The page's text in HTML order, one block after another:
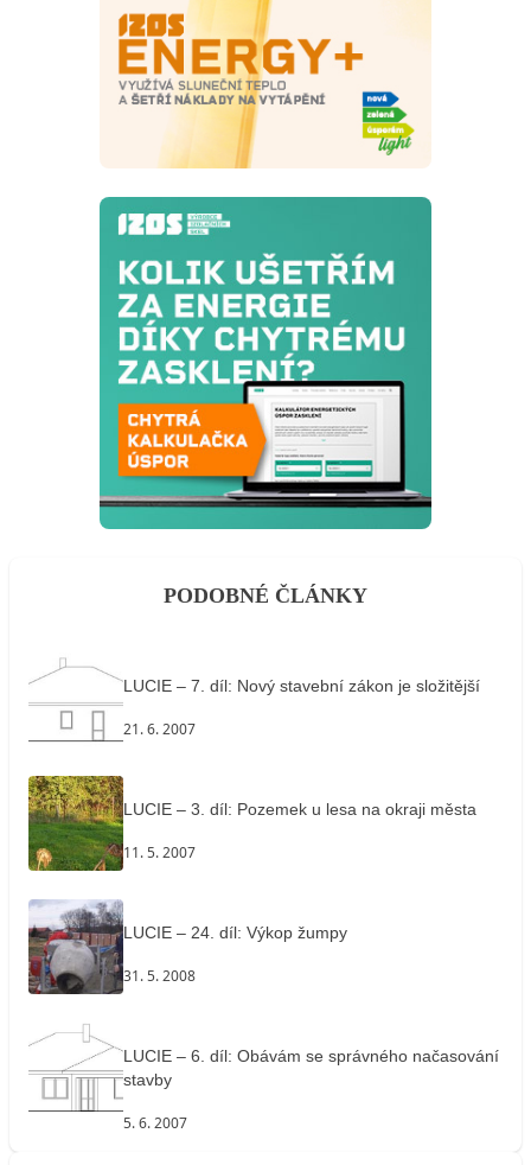
PODOBNÉ ČLÁNKY
LUCIE – 7. díl: Nový stavební zákon je složitější
21. 6. 2007
LUCIE – 3. díl: Pozemek u lesa na okraji města
11. 5. 2007
LUCIE – 24. díl: Výkop žumpy
31. 5. 2008
LUCIE – 6. díl: Obávám se správného načasování
stavby
5. 6. 2007